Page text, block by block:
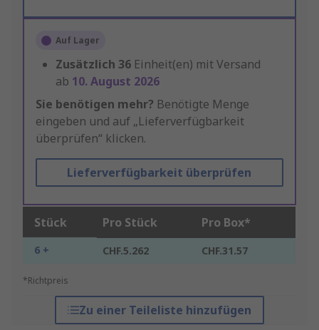
Auf Lager
Zusätzlich 36 Einheit(en) mit Versand
ab 10. August 2026
Sie benötigen mehr? Benötigte Menge
eingeben und auf „Lieferverfügbarkeit
überprüfen“ klicken.
Lieferverfügbarkeit überprüfen
Stück Pro Stück Pro Box*
6 + CHF.5.262 CHF.31.57
*Richtpreis
Zu einer Teileliste hinzufügen